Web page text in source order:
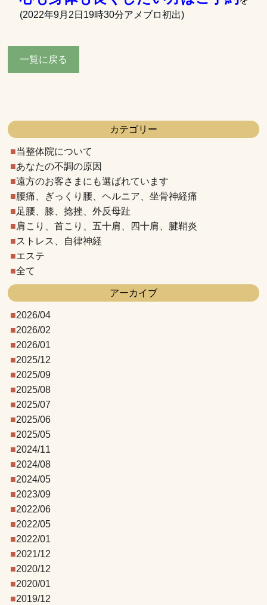
(2022年9月2日19時30分アメブロ初出)
一覧に戻る
カテゴリー
当整体院について
あなたの不調の原因
遠方のお客さまにも選ばれています
腰痛、ぎっくり腰、ヘルニア、坐骨神経痛
足腰、膝、捻挫、外反母趾
肩こり、首こり、五十肩、四十肩、腱鞘炎
ストレス、自律神経
エステ
全て
アーカイブ
2026/04
2026/02
2026/01
2025/12
2025/09
2025/08
2025/07
2025/06
2025/05
2024/11
2024/08
2024/05
2023/09
2022/06
2022/05
2022/01
2021/12
2020/12
2020/01
2019/12